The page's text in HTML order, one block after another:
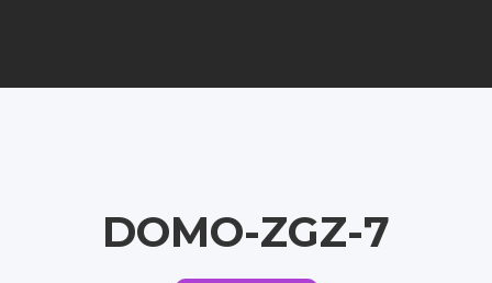
DOMO-ZGZ-7